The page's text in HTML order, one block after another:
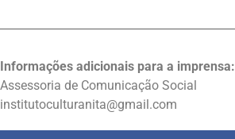
Informações adicionais para a imprensa:
Assessoria de Comunicação Social
institutoculturanita@gmail.com